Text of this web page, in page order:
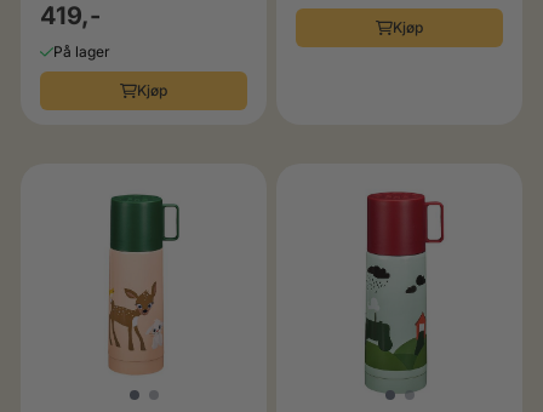
419,-
På lager
Kjøp
Kjøp